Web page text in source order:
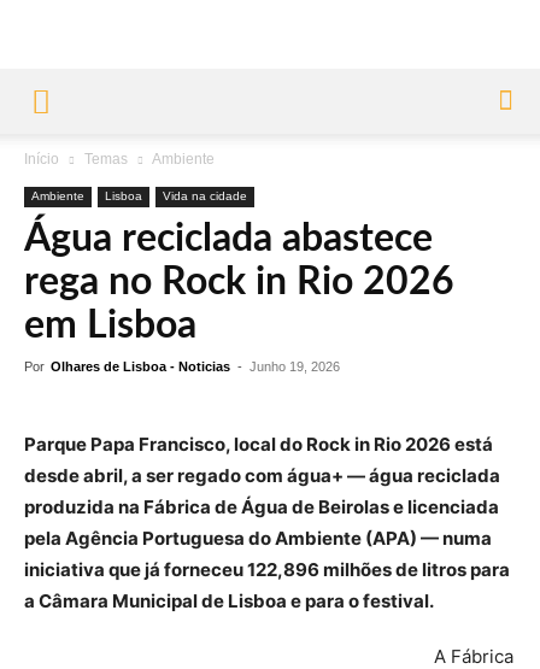
Início Temas Ambiente
Ambiente Lisboa Vida na cidade
Água reciclada abastece
rega no Rock in Rio 2026
em Lisboa
Por Olhares de Lisboa - Noticias - Junho 19, 2026
Parque Papa Francisco, local do Rock in Rio 2026 está
desde abril, a ser regado com água+ — água reciclada
produzida na Fábrica de Água de Beirolas e licenciada
pela Agência Portuguesa do Ambiente (APA) — numa
iniciativa que já forneceu 122,896 milhões de litros para
a Câmara Municipal de Lisboa e para o festival.
A Fábrica